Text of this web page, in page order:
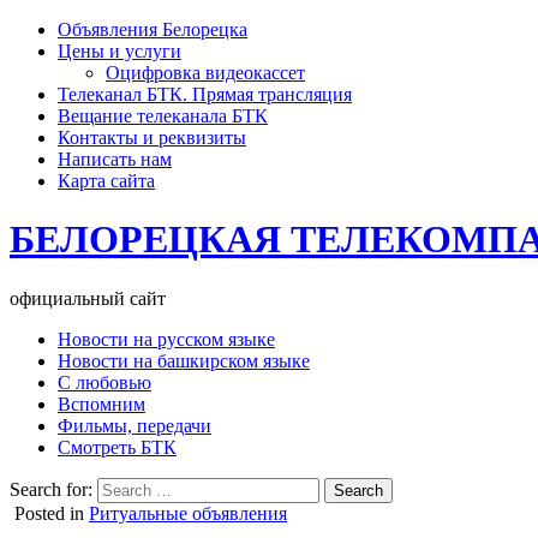
Объявления Белорецка
Цены и услуги
Оцифровка видеокассет
Телеканал БТК. Прямая трансляция
Вещание телеканала БТК
Контакты и реквизиты
Написать нам
Карта сайта
БЕЛОРЕЦКАЯ
официальный сайт
Новости на русском языке
Новости на башкирском языке
С любовью
Вспомним
Фильмы, передачи
Смотреть БТК
Search for:
Posted in Ритуальные объявления